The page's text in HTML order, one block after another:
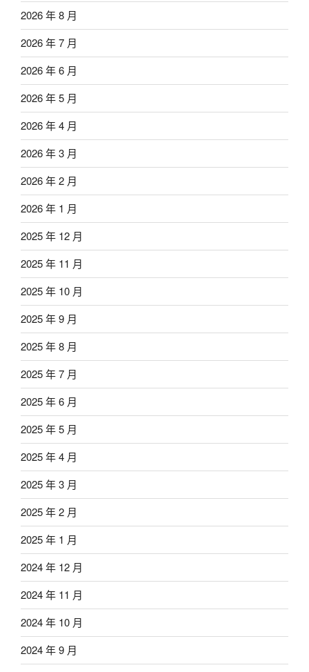
2026 年 8 月
2026 年 7 月
2026 年 6 月
2026 年 5 月
2026 年 4 月
2026 年 3 月
2026 年 2 月
2026 年 1 月
2025 年 12 月
2025 年 11 月
2025 年 10 月
2025 年 9 月
2025 年 8 月
2025 年 7 月
2025 年 6 月
2025 年 5 月
2025 年 4 月
2025 年 3 月
2025 年 2 月
2025 年 1 月
2024 年 12 月
2024 年 11 月
2024 年 10 月
2024 年 9 月